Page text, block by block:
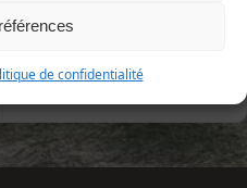
de confidentialité